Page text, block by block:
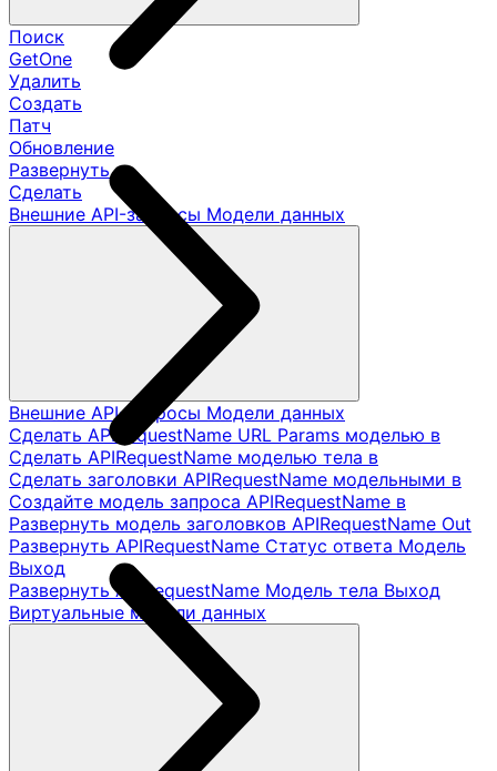
Поиск
GetOne
Удалить
Создать
Патч
Обновление
Развернуть
Сделать
Внешние API-запросы Модели данных
Внешние API-запросы Модели данных
Сделать APIRequestName URL Params моделью в
Сделать APIRequestName моделью тела в
Сделать заголовки APIRequestName модельными в
Создайте модель запроса APIRequestName в
Развернуть модель заголовков APIRequestName Out
Развернуть APIRequestName Статус ответа Модель
Выход
Развернуть APIRequestName Модель тела Выход
Виртуальные модели данных